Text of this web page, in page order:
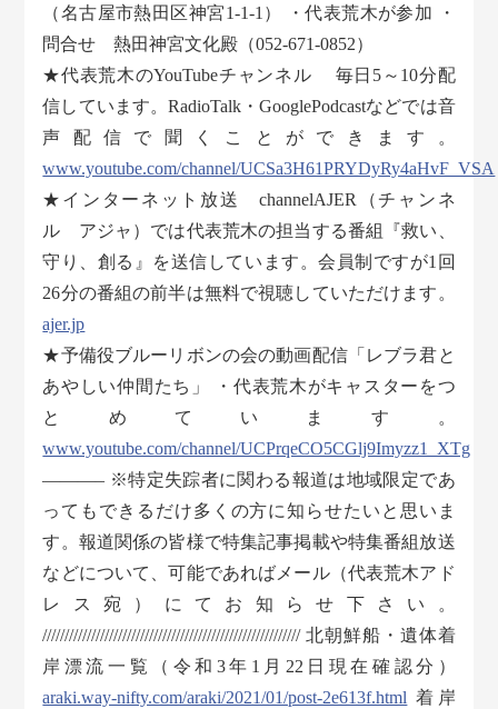
（名古屋市熱田区神宮1-1-1） ・代表荒木が参加 ・
問合せ 熱田神宮文化殿（052-671-0852）
★代表荒木のYouTubeチャンネル 毎日5～10分配
信しています。RadioTalk・GooglePodcastなどでは音
声配信で聞くことができます。
www.youtube.com/channel/UCSa3H61PRYDyRy4aHvF_VSA
★インターネット放送 channelAJER（チャンネ
ル アジャ）では代表荒木の担当する番組『救い、
守り、創る』を送信しています。会員制ですが1回
26分の番組の前半は無料で視聴していただけます。
ajer.jp
★予備役ブルーリボンの会の動画配信「レブラ君と
あやしい仲間たち」 ・代表荒木がキャスターをつ
とめています。
www.youtube.com/channel/UCPrqeCO5CGlj9Imyzz1_XTg
———– ※特定失踪者に関わる報道は地域限定であ
ってもできるだけ多くの方に知らせたいと思いま
す。報道関係の皆様で特集記事掲載や特集番組放送
などについて、可能であればメール（代表荒木アド
レス宛）にてお知らせ下さい。
////////////////////////////////////////////////////////// 北朝鮮船・遺体着
岸漂流一覧（令和3年1月22日現在確認分）
araki.way-nifty.com/araki/2021/01/post-2e613f.html 着岸